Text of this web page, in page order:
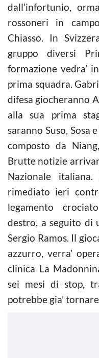
dall’infortunio,
rossoneri in
Chiasso. In
gruppo diversi
formazione vedra’
prima squadra.
difesa giocheranno
alla sua prima
saranno Suso, Sosa
composto da
Brutte notizie
Nazionale
rimediato ieri
legamento
destro, a seguito di
Sergio Ramos. Il
azzurro, verra’
clinica La
sei mesi di stop,
potrebbe gia’